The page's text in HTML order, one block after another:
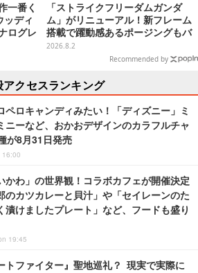
一番く
ッディ
ログレ
「ストライクフリーダムガンダ
ム」がリニューアル！新フレーム
搭載で躍動感あるポージングもバ
ッチリ
2026.8.2
Recommended by
アクセスランキング
ペロキャンディみたい！「ディズニー」ミ
ニーなど、おかおデザインのカラフルチャ
が8月31日発売
16:00
かわ」の世界観！コラボカフェが開催決定
のカツカレーと貝汁」や「セイレーンのた
漬けましたプレート」など、フードも盛り
19:45
トファイター』聖地巡礼？ 現実で実際に